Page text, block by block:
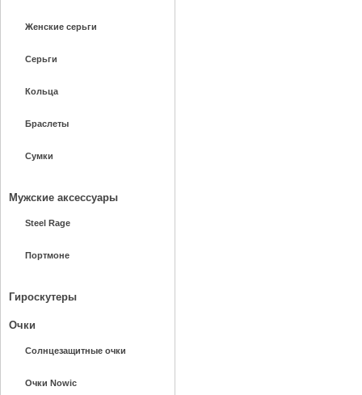
Женские серьги
Серьги
Кольца
Браслеты
Сумки
Мужские аксессуары
Steel Rage
Портмоне
Гироскутеры
Очки
Солнцезащитные очки
Очки Nowic